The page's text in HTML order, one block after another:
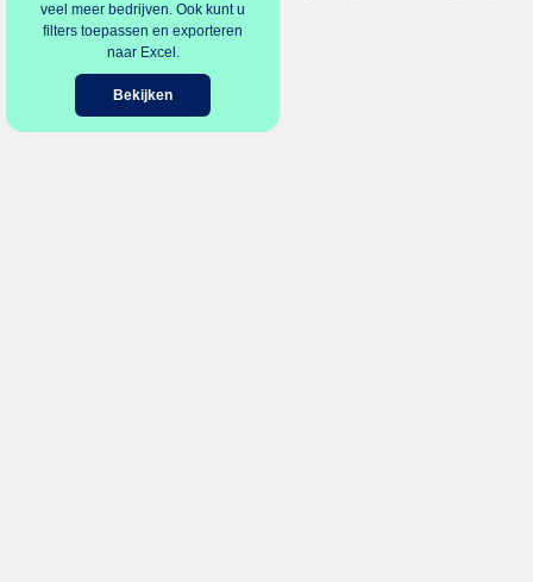
veel meer bedrijven. Ook kunt u
filters toepassen en exporteren
naar Excel.
Bekijken